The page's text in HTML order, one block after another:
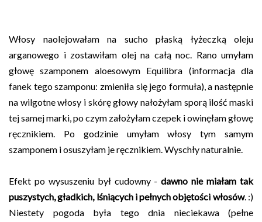
Włosy naolejowałam na sucho płaską łyżeczką oleju
arganowego i zostawiłam olej na całą noc. Rano umyłam
głowę szamponem aloesowym Equilibra (informacja dla
fanek tego szamponu: zmieniła się jego formuła), a następnie
na wilgotne włosy i skórę głowy nałożyłam sporą ilość maski
tej samej marki, po czym założyłam czepek i owinęłam głowę
ręcznikiem. Po godzinie umyłam włosy tym samym
szamponem i osuszyłam je ręcznikiem. Wyschły naturalnie.
Efekt po wysuszeniu był cudowny -dawno nie miałam tak
puszystych, gładkich, lśniących i pełnych objętości włosów. :)
Niestety pogoda była tego dnia nieciekawa (pełne